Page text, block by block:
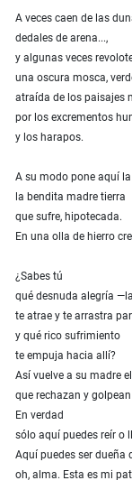
A veces caen de las
dedales de arena...,
y algunas veces
una oscura mosca,
atraída de los paisajes
por los excrementos
y los harapos.
A su modo pone aquí
la bendita madre tierra
que sufre, hipotecada.
En una olla de hierro
¿Sabes tú
qué desnuda alegría
te atrae y te arrastra
y qué rico sufrimiento
te empuja hacia allí?
Así vuelve a su madre
que rechazan y
En verdad
sólo aquí puedes reír o
Aquí puedes ser dueña
oh, alma. Esta es mi